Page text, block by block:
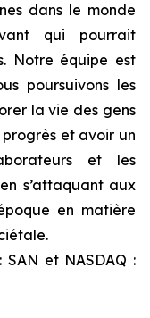
dans le monde
qui pourrait
Notre équipe est
poursuivons les
la vie des gens
et avoir un
et les
s’attaquant aux
en matière
SAN et NASDAQ :